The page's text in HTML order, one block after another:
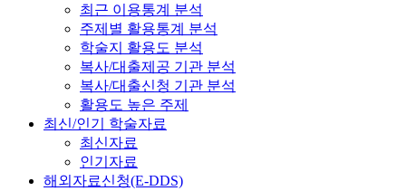
최근 이용통계 분석
주제별 활용통계 분석
학술지 활용도 분석
복사/대출제공 기관 분석
복사/대출신청 기관 분석
활용도 높은 주제
최신/인기 학술자료
최신자료
인기자료
해외자료신청(E-DDS)